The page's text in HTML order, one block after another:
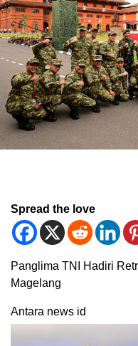
Spread the love
Panglima TNI Hadiri
Magelang
Antara news id